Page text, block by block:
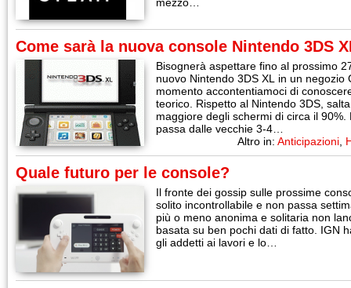
Come sarà la nuova console Nintendo 3DS
Bisognerà aspettare fino al prossimo
nuovo Nintendo 3DS XL in un negozio
momento accontentiamoci di
teorico. Rispetto al Nintendo 3DS,
maggiore degli schermi di circa il 90%.
passa dalle vecchie 3-4…
Altro in: Anticipazioni
Quale futuro per le console?
Il fronte dei gossip sulle prossime
solito incontrollabile e non passa
più o meno anonima e solitaria non
basata su ben pochi dati di fatto. IGN
gli addetti ai lavori e lo…